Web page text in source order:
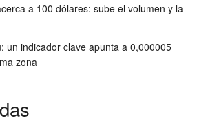
a 100 dólares: sube el volumen y la
un indicador clave apunta a 0,000005
zona